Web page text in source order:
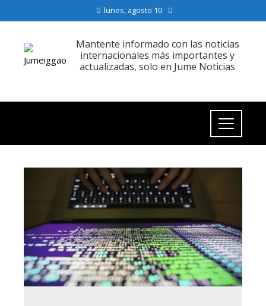
lunes, agosto 10
Mantente informado con las noticias
internacionales más importantes y
actualizadas, solo en Jume Noticias